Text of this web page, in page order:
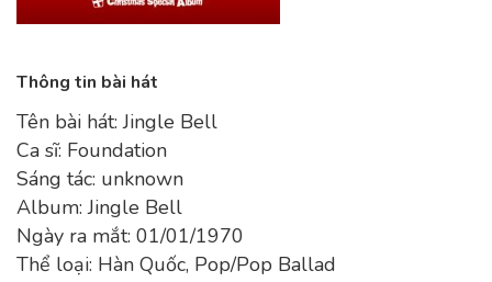
Thông tin bài hát
Tên bài hát: Jingle Bell
Ca sĩ: Foundation
Sáng tác: unknown
Album: Jingle Bell
Ngày ra mắt: 01/01/1970
Thể loại: Hàn Quốc, Pop/Pop Ballad